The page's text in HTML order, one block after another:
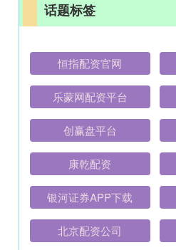
话题标签
恒指配资官网
乐蒙网配资平台
创赢盘平台
康乾配资
银河证券APP下载
北京配资公司